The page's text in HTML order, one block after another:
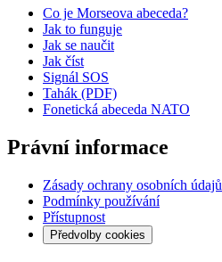
Co je Morseova abeceda?
Jak to funguje
Jak se naučit
Jak číst
Signál SOS
Tahák (PDF)
Fonetická abeceda NATO
Právní informace
Zásady ochrany osobních údajů
Podmínky používání
Přístupnost
Předvolby cookies